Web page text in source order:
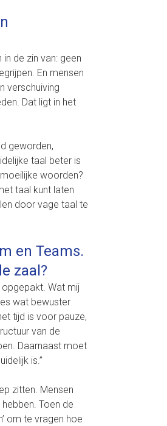
de zin van: geen
En mensen
verschuiving
Dat ligt in het
geworden,
taal beter is
woorden?
taal kunt laten
door vage taal te
en Teams.
zaal?
opgepakt. Wat mij
wat bewuster
tijd is voor pauze,
van de
Daarnaast moet
is.”
zitten. Mensen
Toen de
om te vragen hoe